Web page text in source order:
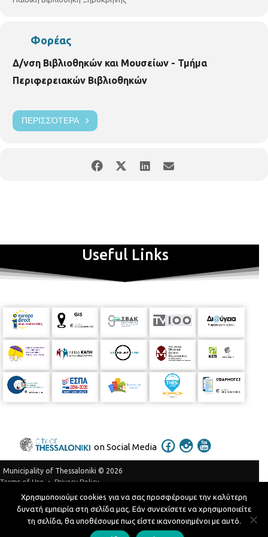
Φορέας
Δ/νση Βιβλιοθηκών και Μουσείων - Τμήμα
Περιφερειακών Βιβλιοθηκών
ΠΕΡΙΣΣΌΤΕΡΑ
Useful Links
on Social Media
Municipality of Thessaloniki © 2026
Terms of Use
Privacy Policy
Telephone Catalog
Developed byMyCompany Projects
Χρησιμοποιούμε cookies για να σας προσφέρουμε την καλύτερη
δυνατή εμπειρία στη σελίδα μας. Εάν συνεχίσετε να χρησιμοποιείτε
τη σελίδα, θα υποθέσουμε πως είστε ικανοποιημένοι με αυτό.